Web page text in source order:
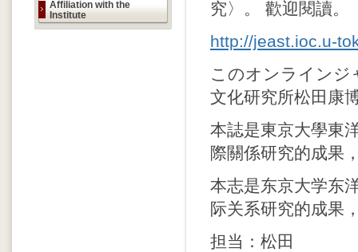
Affiliation with the
Institute
究〉。 歡迎閱讀。
http://jeast.ioc.u-
このオンラインジ
文化研究所松田康
本誌是東京大學東
際關係研究的成果
本志是东京大学东
际关系研究的成果
担当：松田